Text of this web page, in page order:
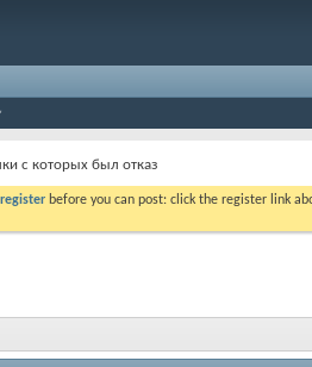
с которых был отказ
register before you can post: click the register link